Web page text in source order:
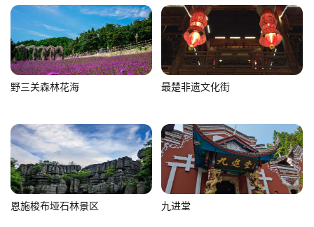
野三关森林花海 最楚非遗文化街
恩施梭布垭石林景区 九进堂